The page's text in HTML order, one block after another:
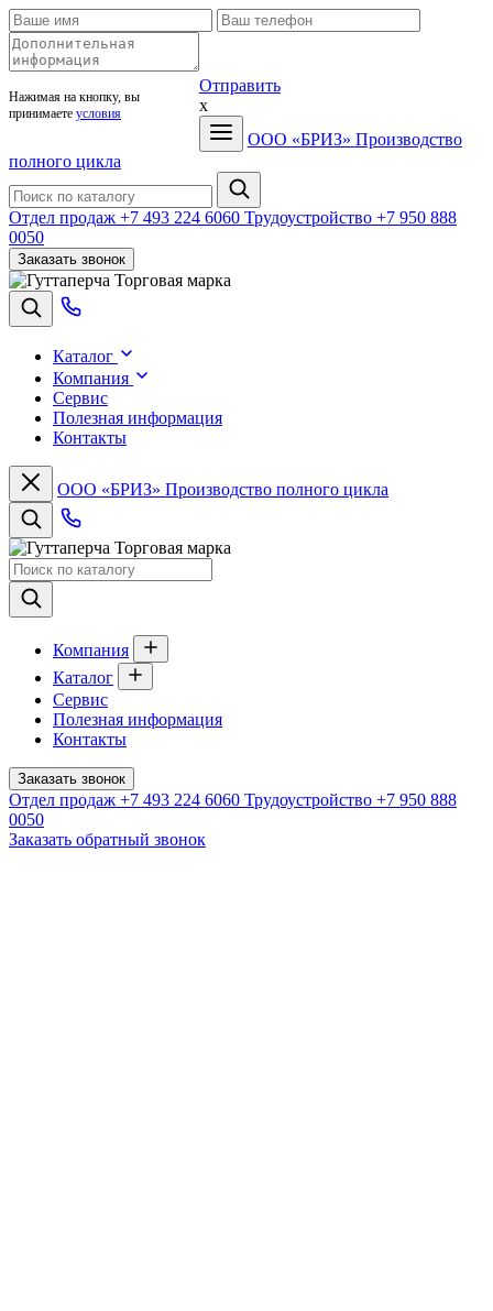
Нажимая на кнопку, вы
принимаете условия
Отправить
x
ООО «БРИЗ» Производство
полного цикла
Отдел продаж +7 493 224 6060 Трудоустройство +7 950 888
0050
Заказать звонок
Торговая марка
Каталог
Компания
Сервис
Полезная информация
Контакты
ООО «БРИЗ» Производство полного цикла
Торговая марка
Компания
Каталог
Сервис
Полезная информация
Контакты
Заказать звонок
Отдел продаж +7 493 224 6060 Трудоустройство +7 950 888
0050
Заказать обратный звонок